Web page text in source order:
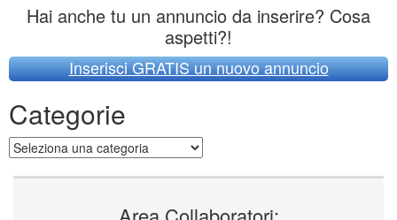
Hai anche tu un annuncio da inserire? Cosa
aspetti?!
Inserisci GRATIS un nuovo annuncio
Categorie
Categorie